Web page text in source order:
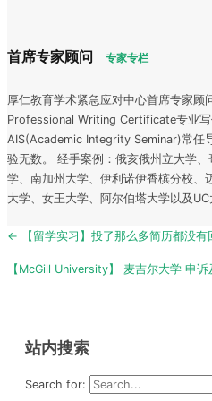
首席专家顾问 专家专栏
厚仁教育学术紧急应对中心首席专家顾
Professional Writing Certificate专业
AIS(Academic Integrity Seminar)常任
验无数。 经手案例：俄亥俄州立大学
学、南加州大学、伊利诺伊香槟分校、
大学、女王大学、阿尔伯塔大学以及UC
Post
← 【留学实习】投了那么多简历都没有
【McGill University】 麦吉尔大学 申
站内搜索
Search for: